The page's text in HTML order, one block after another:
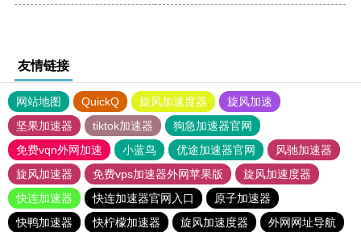
友情链接
网站地图 QuickQ 旋风加速度器
旋风加速
坚果加速器
tiktok加速器
狗急加速器官网
免费vqn外网加速
小蓝鸟 优途加速器官网
风驰加速器
旋风加速器
免费vps加速器外网苹果版
旋风加速度器
快连加速器
快连加速器官网入口
原子加速器
快鸭加速器
快柠檬加速器 旋风加速度器
外网网址导航